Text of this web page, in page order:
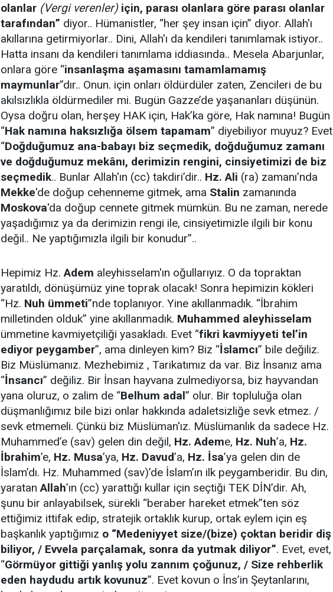
olanlar (Vergi verenler) için, parası olanlara göre parası olanlar
tarafından” diyor.. Hümanistler, “her şey insan için” diyor. Allah'ı
akıllarına getirmiyorlar.. Dini, Allah'ı da kendileri tanımlamak istiyor..
Hatta insanı da kendileri tanımlama iddiasında.. Mesela Abarjunlar,
onlara göre “insanlaşma aşamasını tamamlamamış
maymunlar”dır.. Onun. için onları öldürdüler zaten, Zencileri de bu
akılsızlıkla öldürmediler mi. Bugün Gazze’de yaşananları düşünün.
Oysa doğru olan, herşey HAK için, Hak’ka göre, Hak namına! Bugün
“Hak namına haksızlığa ölsem tapamam” diyebiliyor muyuz? Evet
“Doğduğumuz ana-babayı biz seçmedik, doğduğumuz zamanı
ve doğduğumuz mekânı, derimizin rengini, cinsiyetimizi de biz
seçmedik.. Bunlar Allah'ın (cc) takdiri’dir.. Hz. Ali (ra) zamanı’nda
Mekke'de doğup cehenneme gitmek, ama Stalin zamanında
Moskova'da doğup cennete gitmek mümkün. Bu ne zaman, nerede
yaşadığımız ya da derimizin rengi ile, cinsiyetimizle ilgili bir konu
değil.. Ne yaptığımızla ilgili bir konudur”..
Hepimiz Hz.Adem aleyhisselam'ın oğullarıyız. O da topraktan
yaratıldı, dönüşümüz yine toprak olacak! Sonra hepimizin kökleri
“Hz. Nuh ümmeti”nde toplanıyor. Yine akıllanmadık. “İbrahim
milletinden olduk” yine akıllanmadık. Muhammed aleyhisselam
ümmetine kavmiyetçiliği yasakladı. Evet “fikri kavmiyyeti tel’in
ediyor peygamber”, ama dinleyen kim? Biz “İslamcı” bile değiliz.
Biz Müslümanız. Mezhebimiz , Tarikatımız da var. Biz İnsanız ama
“İnsancı” değiliz. Bir İnsan hayvana zulmediyorsa, biz hayvandan
yana oluruz, o zalim de “Belhum adal” olur. Bir topluluğa olan
düşmanlığımız bile bizi onlar hakkında adaletsizliğe sevk etmez. /
sevk etmemeli. Çünkü biz Müslüman'ız. Müslümanlık da sadece Hz.
Muhammed’e (sav) gelen din değil, Hz. Ademe, Hz. Nuh’a, Hz.
İbrahim’e, Hz. Musa’ya, Hz. Davud’a, Hz. İsa’ya gelen din de
İslam’dı. Hz. Muhammed (sav)’de İslam’ın ilk peygamberidir. Bu din,
yaratanAllah’ın (cc) yarattığı kullar için seçtiği TEK DİN’dir. Ah,
şunu bir anlayabilsek, sürekli “beraber hareket etmek”ten söz
ettiğimiz ittifak edip, stratejik ortaklık kurup, ortak eylem için eş
başkanlık yaptığımız o “Medeniyyet size/(bize) çoktan beridir diş
biliyor, / Evvela parçalamak, sonra da yutmak diliyor”. Evet, evet,
“Görmüyor gittiği yanlış yolu zannım çoğunuz, / Size rehberlik
eden haydudu artık kovunuz”. Evet kovun o İns’in Şeytanlarını,